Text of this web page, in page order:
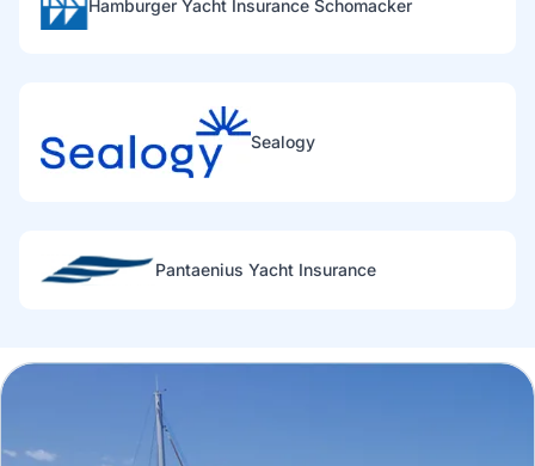
Hamburger Yacht Insurance Schomacker
Sealogy
Pantaenius Yacht Insurance